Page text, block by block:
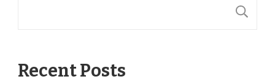
Recent Posts